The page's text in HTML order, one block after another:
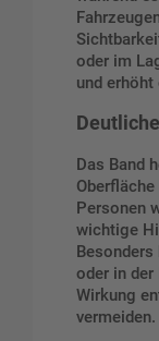
oder im
und erhöht
Das Band
Personen
wichtige
oder in
Wirkung
vermeiden.